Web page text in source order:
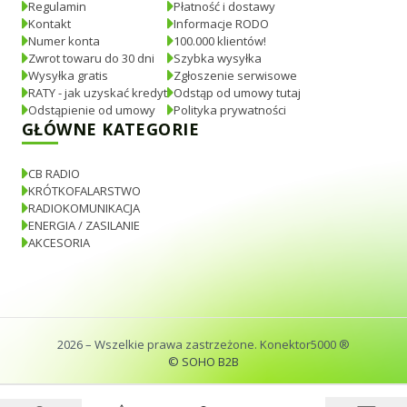
Regulamin
Kontakt
Numer konta
Zwrot towaru do 30 dni
Wysyłka gratis
RATY - jak uzyskać kredyt
Odstąpienie od umowy
Płatność i dostawy
Informacje RODO
100.000 klientów!
Szybka wysyłka
Zgłoszenie serwisowe
Odstąp od umowy tutaj
Polityka prywatności
GŁÓWNE KATEGORIE
CB RADIO
KRÓTKOFALARSTWO
RADIOKOMUNIKACJA
ENERGIA / ZASILANIE
AKCESORIA
2026– Wszelkie prawa zastrzeżone. Konektor5000 ®
© SOHO B2B